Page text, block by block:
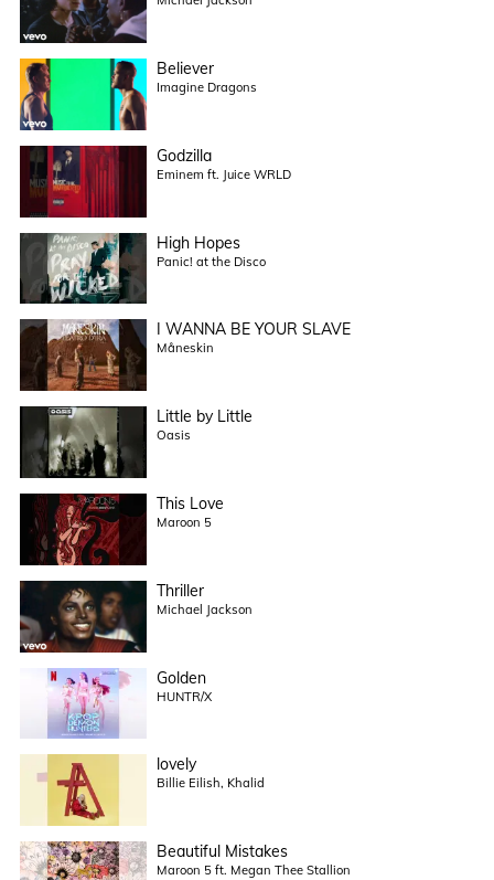
Believer
Imagine Dragons
Godzilla
Eminem ft. Juice WRLD
High Hopes
Panic! at the Disco
I WANNA BE YOUR SLAVE
Måneskin
Little by Little
Oasis
This Love
Maroon 5
Thriller
Michael Jackson
Golden
HUNTR/X
lovely
Billie Eilish, Khalid
Beautiful Mistakes
Maroon 5 ft. Megan Thee Stallion